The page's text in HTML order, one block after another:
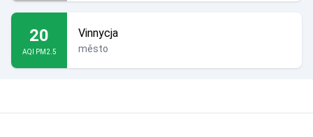
20
AQI PM2.5
Vinnycja
město